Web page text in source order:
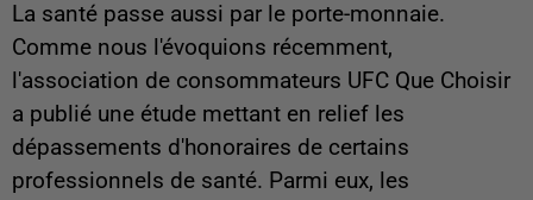
La santé passe aussi par le porte-monnaie.
Comme nous l'évoquions récemment,
l'association de consommateurs UFC Que Choisir
a publié une étude mettant en relief les
dépassements d'honoraires de certains
professionnels de santé. Parmi eux, les